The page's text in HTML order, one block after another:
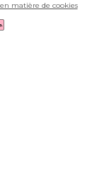
matière de cookies